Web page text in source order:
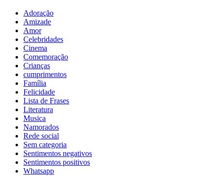
Adoração
Amizade
Amor
Celebridades
Cinema
Comemoração
Crianças
cumprimentos
Família
Felicidade
Lista de Frases
Literatura
Musica
Namorados
Rede social
Sem categoria
Sentimentos negativos
Sentimentos positivos
Whatsapp